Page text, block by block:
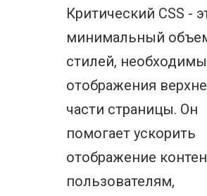
Критический CSS -
минимальный
стилей,
отображения
части страницы. Он
помогает ускорить
отображение
пользователям,